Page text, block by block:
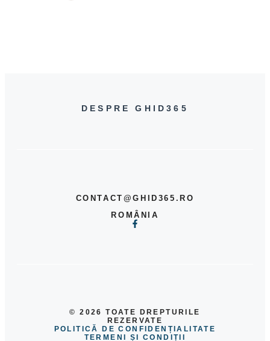
DESPRE GHID365
CONTACT@GHID365.RO
ROMÂNIA
© 2026 TOATE DREPTURILE
REZERVATE
POLITICĂ DE CONFIDENȚIALITATE
TERMENI ȘI CONDIȚII